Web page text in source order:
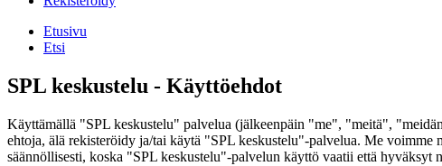
Etusivu
Etsi
SPL keskustelu - Käyttöehdot
Käyttämällä "SPL keskustelu" palvelua (jälkeenpäin "me", "meitä",
ehtoja, älä rekisteröidy ja/tai käytä "SPL keskustelu"-palvelua. Me voimme
säännöllisesti, koska "SPL keskustelu"-palvelun käyttö vaatii että hyväksyt